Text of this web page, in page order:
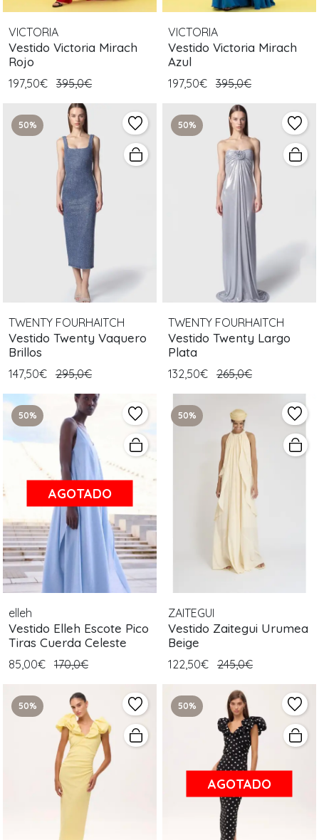
VICTORIA
Vestido Victoria Mirach
Rojo
197,50€ 395,0€
VICTORIA
Vestido Victoria Mirach
Azul
197,50€ 395,0€
50%
TWENTY FOURHAITCH
Vestido Twenty Vaquero
Brillos
147,50€ 295,0€
50%
TWENTY FOURHAITCH
Vestido Twenty Largo
Plata
132,50€ 265,0€
50%
AGOTADO
elleh
Vestido Elleh Escote Pico
Tiras Cuerda Celeste
85,00€ 170,0€
50%
ZAITEGUI
Vestido Zaitegui Urumea
Beige
122,50€ 245,0€
50% 50%
AGOTADO